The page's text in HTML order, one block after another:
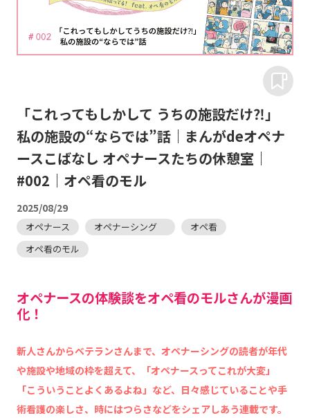
「これってもしかして うちの施設だけ⁈」
私の施設の“ならでは”話｜まんがdeオペナ
ースこばなし オペナースたちの休憩室｜
#002｜オペ看のモル
2025/08/29
オペナース オペナーシング
オペ看
オペ看のモル
オペナースの体験談をオペ看のモルさんが漫画
化！
新人さんからベテランさんまで、オペナーシングの読者が年代
や施設や地域の枠を超えて、「オペナースってこれが大変」
「こういうことよくあるよね」など、日々感じていることや手
術看護の楽しさ、時にはつらさなどをシェアしあう連載です。